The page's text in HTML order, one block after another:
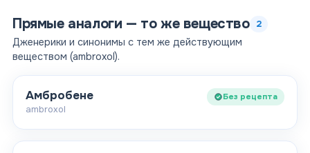
Прямые аналоги — то же вещество 2
Дженерики и синонимы с тем же действующим
веществом (ambroxol).
Амбробене Без рецепта
ambroxol